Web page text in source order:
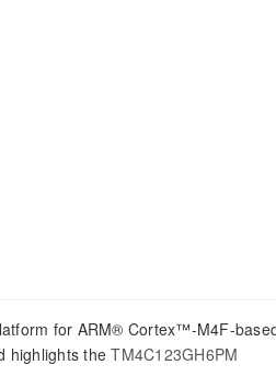
for ARM® Cortex™-M4F-
highlights theTM4C123GH6PM